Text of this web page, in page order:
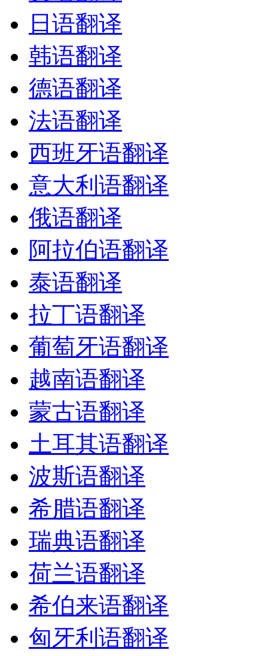
日语翻译
韩语翻译
德语翻译
法语翻译
西班牙语翻译
意大利语翻译
俄语翻译
阿拉伯语翻译
泰语翻译
拉丁语翻译
葡萄牙语翻译
越南语翻译
蒙古语翻译
土耳其语翻译
波斯语翻译
希腊语翻译
瑞典语翻译
荷兰语翻译
希伯来语翻译
匈牙利语翻译